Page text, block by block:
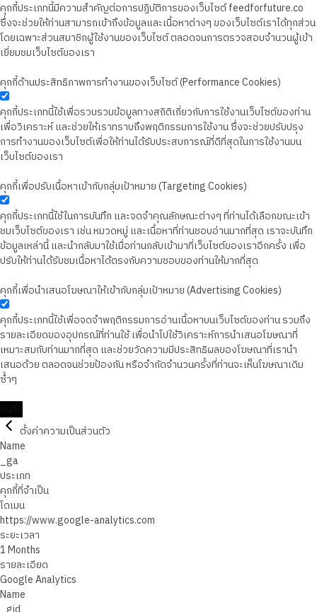
คุกกี้ประเภทนี้มีความสำคัญต่อการปฏิบัติการของเว็บไซต์ feedforfuture.co
ซึ่งจะช่วยให้ท่านสามารถเข้าถึงข้อมูลและเนื้อหาต่างๆ ของเว็บไซต์เราได้ทุกส่วน
โดยเฉพาะส่วนสมาชิกผู้ใช้งานของเว็บไซต์ ตลอดจนการตรวจสอบจำนวนผู้เข้า
เยี่ยมชมเว็บไซต์ของเรา
คุกกี้ด้านประสิทธิภาพการทำงานของเว็บไซต์ (Performance Cookies)
คุกกี้ประเภทนี้ใช้เพื่อรวบรวมข้อมูลทางสถิติเกี่ยวกับการใช้งานเว็บไซต์ของท่าน
เพื่อวิเคราะห์ และช่วยให้เราทราบถึงพฤติกรรมการใช้งาน ซึ่งจะช่วยปรับปรุง
การทำงานของเว็บไซต์เพื่อให้ท่านได้รับประสบการณ์ที่ดีที่สุดในการใช้งานบน
เว็บไซต์ของเรา
คุกกี้เพื่อปรับเนื้อหาเข้ากับกลุ่มเป้าหมาย (Targeting Cookies)
คุกกี้ประเภทนี้ใช้ในการบันทึก และจดจำคุณลักษณะต่างๆ ที่ท่านได้เลือกขณะเข้า
ชมเว็บไซต์ของเรา เช่น หมวดหมู่ และเนื้อหาที่ท่านชอบอ่านมากที่สุด เราจะบันทึก
ข้อมูลเหล่านี้ และนำกลับมาใช้เมื่อท่านกลับเข้ามาที่เว็บไซต์ของเราอีกครั้ง เพื่อ
ปรับให้ท่านได้รับชมเนื้อหาได้ตรงกับความชอบของท่านให้มากที่สุด
คุกกี้เพื่อนำเสนอโฆษณาให้เข้ากับกลุ่มเป้าหมาย (Advertising Cookies)
คุกกี้ประเภทนี้ใช้เพื่อจดจำพฤติกรรมการอ่านเนื้อหาบนเว็บไซต์ของท่าน รวมถึง
รายละเอียดของอุปกรณ์ที่ท่านใช้ เพื่อนำไปใช้วิเคราะห์การนำเสนอโฆษณาที่
เหมาะสมกับท่านมากที่สุด และช่วยวัดความมีประสิทธิผลของโฆษณาที่เรานำ
เสนอด้วย ตลอดจนช่วยป้องกัน หรือจำกัดจำนวนครั้งที่ท่านจะเห็นโฆษณาเดิม
ซ้ำๆ
ตั้งค่าความเป็นส่วนตัว
Name
_ga
ประเภท
คุกกี้ที่จำเป็น
โดเมน
https://www.google-analytics.com
ระยะเวลา
1 Months
รายละเอียด
Google Analytics
Name